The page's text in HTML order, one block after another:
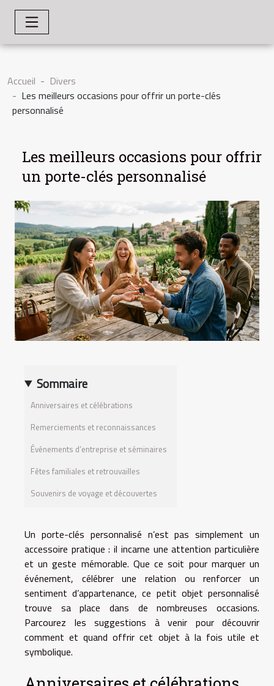
Accueil
Divers
Les meilleurs occasions pour offrir un porte-clés
personnalisé
Les meilleurs occasions pour offrir
un porte-clés personnalisé
Sommaire
Anniversaires et célébrations
Remerciements et reconnaissances
Événements d’entreprise et séminaires
Fêtes familiales et retrouvailles
Souvenirs de voyage et découvertes
Un porte-clés personnalisé n’est pas simplement un
accessoire pratique : il incarne une attention particulière
et un geste mémorable. Que ce soit pour marquer un
événement, célébrer une relation ou renforcer un
sentiment d’appartenance, ce petit objet personnalisé
trouve sa place dans de nombreuses occasions.
Parcourez les suggestions à venir pour découvrir
comment et quand offrir cet objet à la fois utile et
symbolique.